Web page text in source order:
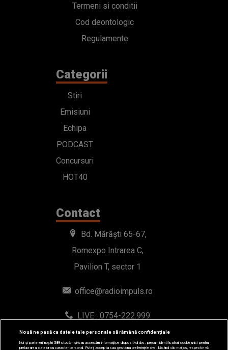
Termeni si conditii
Cod deontologic
Regulamente
Categorii
Stiri
Emisiuni
Echipa
PODCAST
Concursuri
HOT40
Contact
Bd. Mărăști 65-67,
Romexpo Intrarea C,
Pavilion T, sector 1
office@radioimpuls.ro
LIVE : 0754-222.999
WhatsApp: 0754-222.999
Nouă ne pasă ca datele tale personale să rămână confidențiale
Noi și partenerii noștri589stocăm și/sau accesăm informații pe dispozitivul dvs., precum identificatorii cookie unici pentru
prelucrarea datelor cu caracter personal. Puteți accepta sau gestiona preferințele dvs. făcând clic mai jos, respectiv vă